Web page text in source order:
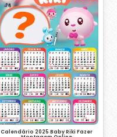
Calendário 2025 Baby Riki Fazer